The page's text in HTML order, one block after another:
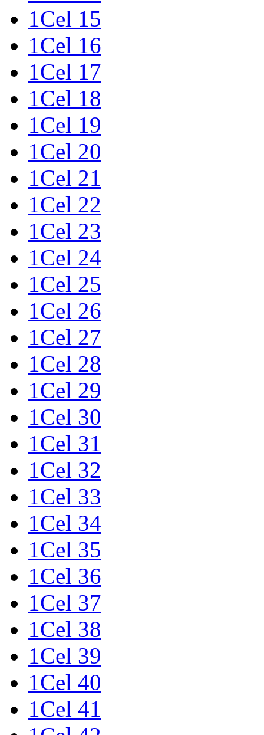
1Cel 15
1Cel 16
1Cel 17
1Cel 18
1Cel 19
1Cel 20
1Cel 21
1Cel 22
1Cel 23
1Cel 24
1Cel 25
1Cel 26
1Cel 27
1Cel 28
1Cel 29
1Cel 30
1Cel 31
1Cel 32
1Cel 33
1Cel 34
1Cel 35
1Cel 36
1Cel 37
1Cel 38
1Cel 39
1Cel 40
1Cel 41